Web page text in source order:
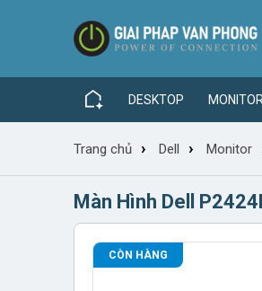
DESKTOP MONITOR
Trang chủ › Dell › Monitor
Màn Hình Dell
CÒN HÀNG